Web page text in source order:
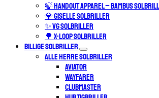
🍃 HANDOUT APPAREL – BAMBUS
💎 GISELLE SOLBRILLER
✨ VG SOLBRILLER
🌳 X-LOOP SOLBRILLER
BILLIGE SOLBRILLER
ALLE HERRE SOLBRILLER
AVIATOR
WAYFARER
CLUBMASTER